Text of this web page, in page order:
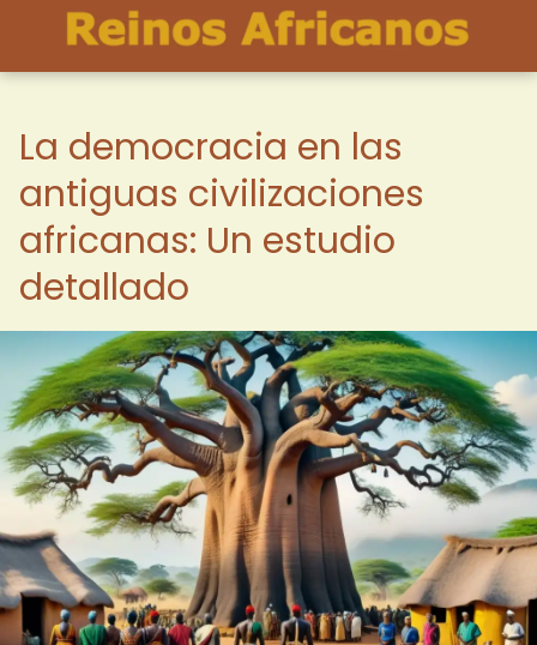
La democracia en las
antiguas civilizaciones
africanas: Un estudio
detallado